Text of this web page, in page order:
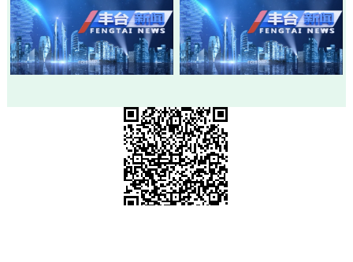
20260730-丰台新闻
20260728-丰台新闻